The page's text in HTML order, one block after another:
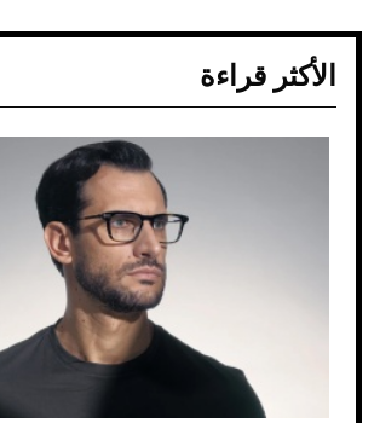
الأكثر قراءة